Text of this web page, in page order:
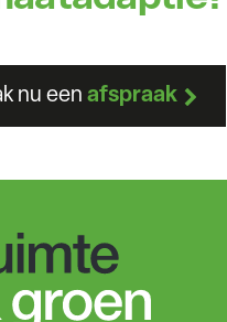
nu een afspraak